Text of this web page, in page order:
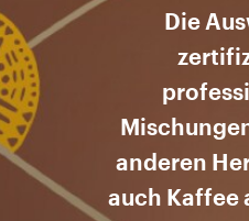
Die
anderen
auch Kaffee